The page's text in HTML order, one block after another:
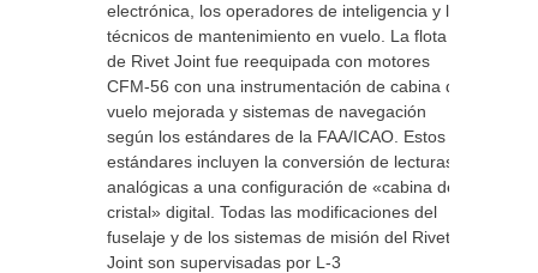
electrónica, los operadores de inteligencia y los
técnicos de mantenimiento en vuelo. La flota
de Rivet Joint fue reequipada con motores
CFM-56 con una instrumentación de cabina de
vuelo mejorada y sistemas de navegación
según los estándares de la FAA/ICAO. Estos
estándares incluyen la conversión de lecturas
analógicas a una configuración de «cabina de
cristal» digital. Todas las modificaciones del
fuselaje y de los sistemas de misión del Rivet
Joint son supervisadas por L-3